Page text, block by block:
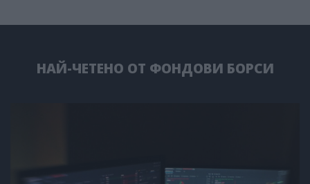
НАЙ-ЧЕТЕНО ОТ ФОНДОВИ БОРСИ